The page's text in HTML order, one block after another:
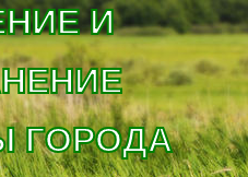
И
ГОРОДА